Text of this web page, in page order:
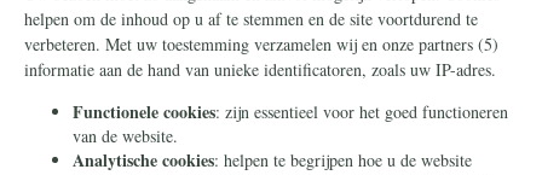
Nieuwsbrief
Eenmalig
Maandelijks
Periodiek
Contact
Ontvang onze Telegram-
berichten